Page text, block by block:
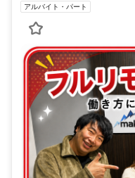
アルバイト・パート